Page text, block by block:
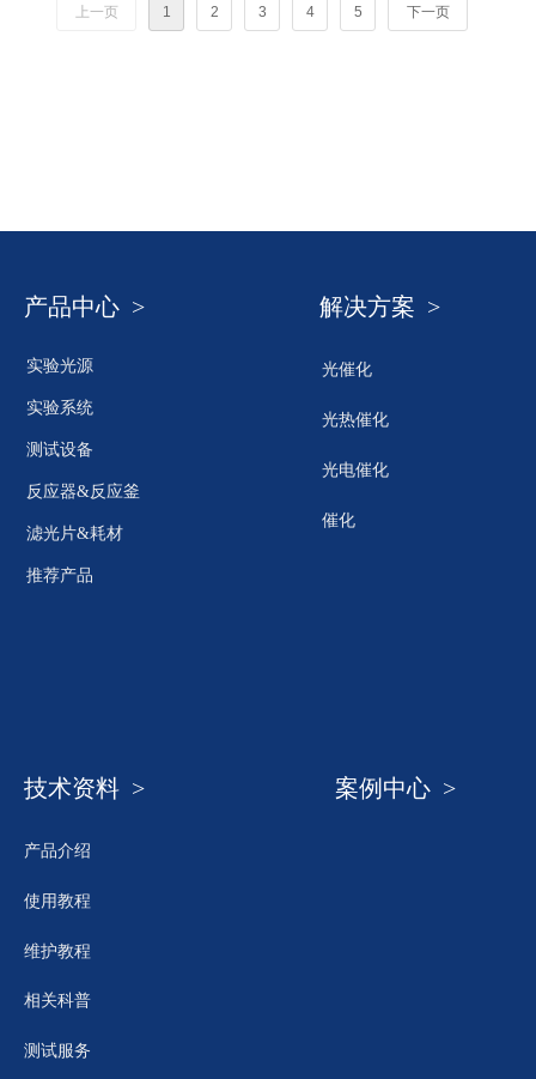
上一页 1 2 3 4 5 下一页
产品中心 >
实验光源
实验系统
测试设备
反应器&反应釜
滤光片&耗材
推荐产品
解决方案 >
光催化
光热催化
光电催化
催化
技术资料 >
产品介绍
使用教程
维护教程
相关科普
测试服务
案例中心 >